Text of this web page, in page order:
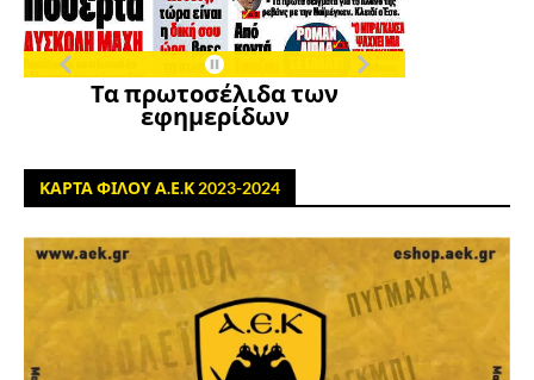
Τα πρωτοσέλιδα των
εφημερίδων
ΚΑΡΤΑ ΦΙΛΟΥ Α.Ε.Κ 2023-2024